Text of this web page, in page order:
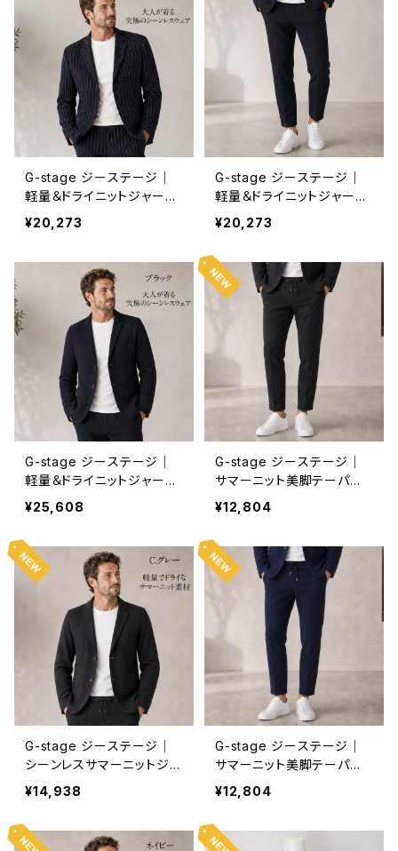
G-stage ジーステージ｜
軽量＆ドライニットジャージ
ジャケット｜洗濯可能 オン
オフ 150205 メンズ ネイビ
¥20,273
G-stage ジーステージ｜
軽量＆ドライニットジャージ
パンツ｜洗濯可能 オンオフ
150523 メンズ ブラック
¥20,273
G-stage ジーステージ｜
軽量＆ドライニットジャージ
ジャケット｜洗濯可能 オン
オフ 150215 メンズ ブラッ
¥25,608
G-stage ジーステージ｜
サマーニット美脚テーパー
ドシルエットパンツ｜洗濯可
能 しわになりにくい オンオ
¥12,804
G-stage ジーステージ｜
シーンレスサマーニットジャ
ケット｜洗濯可能 しわにな
りにくい オンオフ 360217
¥14,938
G-stage ジーステージ｜
サマーニット美脚テーパー
ドシルエットパンツ｜洗濯可
能 しわになりにくい オンオ
¥12,804